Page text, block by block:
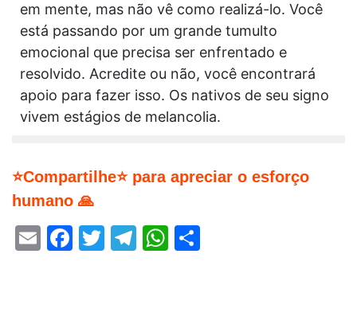
em mente, mas não vê como realizá-lo. Você
está passando por um grande tumulto
emocional que precisa ser enfrentado e
resolvido. Acredite ou não, você encontrará
apoio para fazer isso. Os nativos de seu signo
vivem estágios de melancolia.
⭐Compartilhe⭐ para apreciar o esforço
humano 🙏
EmailFacebook
Twitter
Telegram
WhatsApp